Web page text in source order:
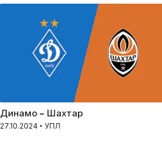
Динамо – Шахтар
27.10.2024 • УПЛ